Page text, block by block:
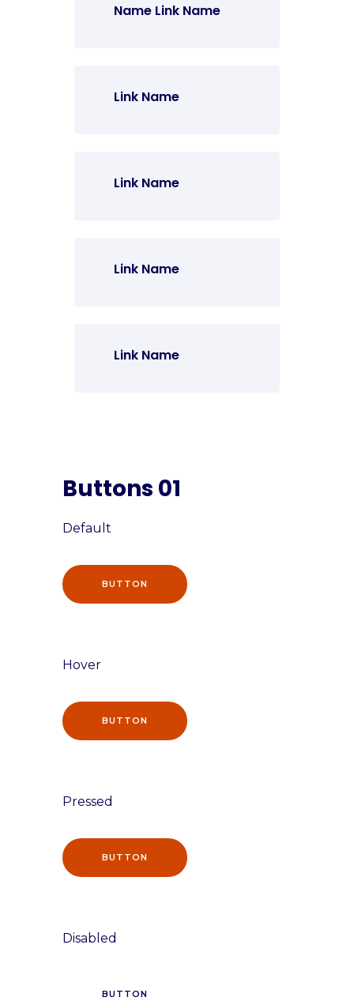
Name Link Name
Link Name
Link Name
Link Name
Link Name
Buttons 01
Default
BUTTON
Hover
BUTTON
Pressed
BUTTON
Disabled
BUTTON